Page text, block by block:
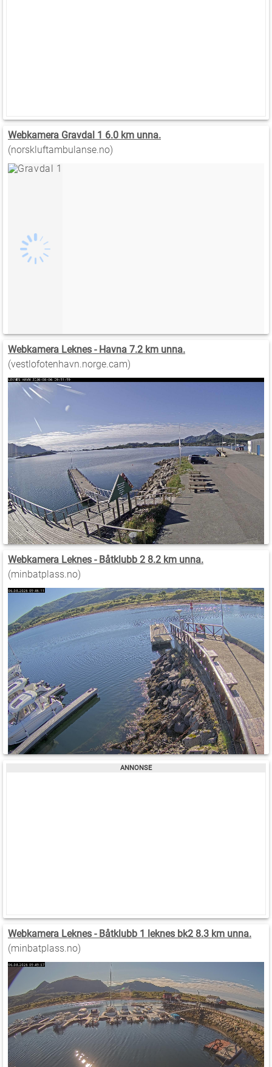
Webkamera Gravdal 1 6.0 km unna.
(norskluftambulanse.no)
Webkamera Leknes - Havna 7.2 km unna.
(vestlofotenhavn.norge.cam)
Webkamera Leknes - Båtklubb 2 8.2 km unna.
(minbatplass.no)
Webkamera Leknes - Båtklubb 1 leknes bk2 8.3 km unna.
(minbatplass.no)